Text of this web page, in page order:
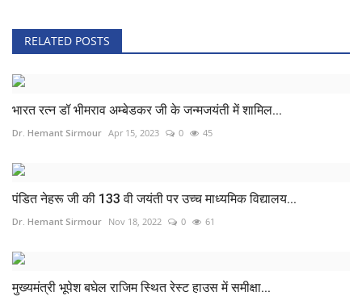
RELATED POSTS
भारत रत्न डॉ भीमराव अम्बेडकर जी के जन्मजयंती में शामिल...
Dr. Hemant Sirmour Apr 15, 2023 0 45
पंडित नेहरू जी की 133 वी जयंती पर उच्च माध्यमिक विद्यालय...
Dr. Hemant Sirmour Nov 18, 2022 0 61
मुख्यमंत्री भूपेश बघेल राजिम स्थित रेस्ट हाउस में समीक्षा...